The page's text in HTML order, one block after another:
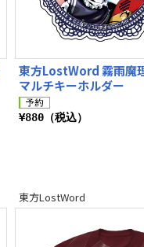
東方LostWord 霧雨魔
マルチキーホルダー
¥880（税込）
東方LostWord